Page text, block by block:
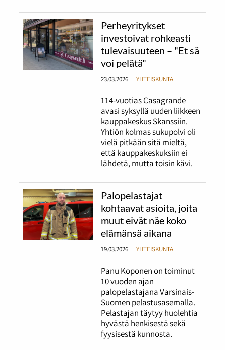
Perheyritykset
investoivat rohkeasti
tulevaisuuteen – "Et sä
voi pelätä"
23.03.2026 YHTEISKUNTA
114-vuotias Casagrande
avasi syksyllä uuden liikkeen
kauppakeskus Skanssiin.
Yhtiön kolmas sukupolvi oli
vielä pitkään sitä mieltä,
että kauppakeskuksiin ei
lähdetä, mutta toisin kävi.
Palopelastajat
kohtaavat asioita, joita
muut eivät näe koko
elämänsä aikana
19.03.2026 YHTEISKUNTA
Panu Koponen on toiminut
10 vuoden ajan
palopelastajana Varsinais-
Suomen pelastusasemalla.
Pelastajan täytyy huolehtia
hyvästä henkisestä sekä
fyysisestä kunnosta.